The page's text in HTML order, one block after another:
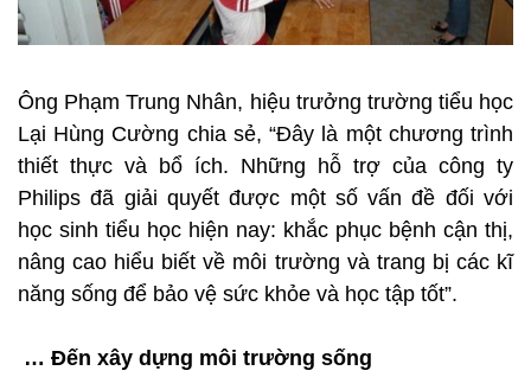
Ông Phạm Trung Nhân, hiệu trưởng trường tiểu học
Lại Hùng Cường chia sẻ, “Đây là một chương trình
thiết thực và bổ ích. Những hỗ trợ của công ty
Philips đã giải quyết được một số vấn đề đối với
học sinh tiểu học hiện nay: khắc phục bệnh cận thị,
nâng cao hiểu biết về môi trường và trang bị các kĩ
năng sống để bảo vệ sức khỏe và học tập tốt”.
… Đến xây dựng môi trường sống